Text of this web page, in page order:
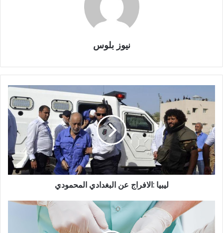
نيوز بلوس
ليبيا :الافراج عن البغدادي المحمودي